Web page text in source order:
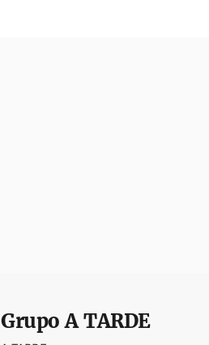
GrupoA TARDE